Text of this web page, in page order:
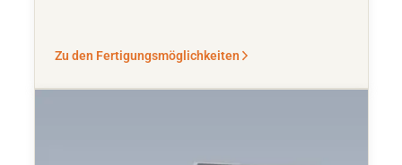
Zu den Fertigungsmöglichkeiten